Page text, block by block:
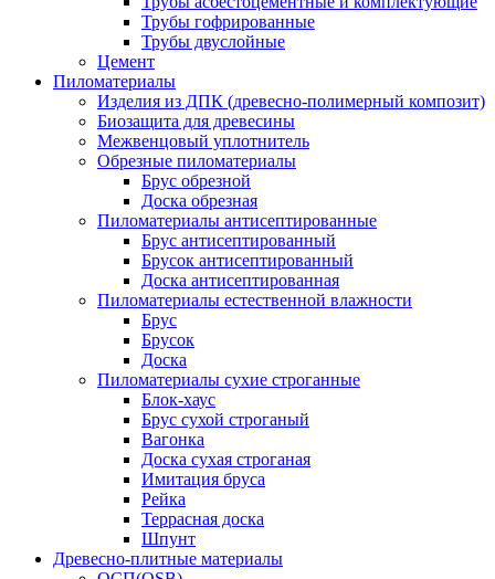
Трубы гофрированные
Трубы двуслойные
Цемент
Пиломатериалы
Изделия из ДПК (древесно-полимерный композит)
Биозащита для древесины
Межвенцовый уплотнитель
Обрезные пиломатериалы
Брус обрезной
Доска обрезная
Пиломатериалы антисептированные
Брус антисептированный
Брусок антисептированный
Доска антисептированная
Пиломатериалы естественной влажности
Брус
Брусок
Доска
Пиломатериалы сухие строганные
Блок-хаус
Брус сухой строганый
Вагонка
Доска сухая строганая
Имитация бруса
Рейка
Террасная доска
Шпунт
Древесно-плитные материалы